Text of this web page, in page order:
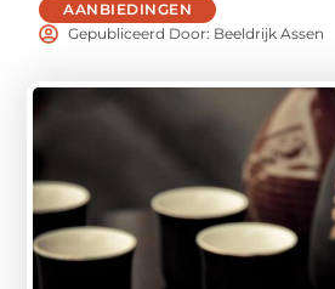
AANBIEDINGEN
Gepubliceerd Door: Beeldrijk Assen